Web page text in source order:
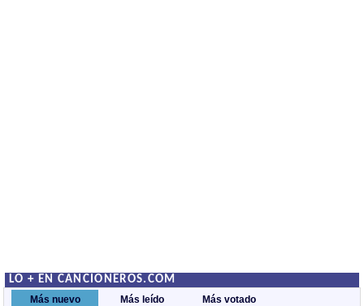
LO + EN CANCIONEROS.COM
Más nuevo Más leído Más votado